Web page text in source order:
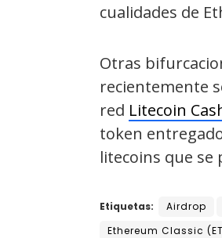
cualidades de
Otras
recientemente
red Litecoin
token
litecoins que se
Etiquetas: Airdrop
Ethereum Classic